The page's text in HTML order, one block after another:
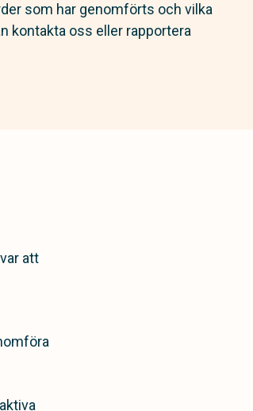
som har genomförts och vilka
kontakta oss eller rapportera
att